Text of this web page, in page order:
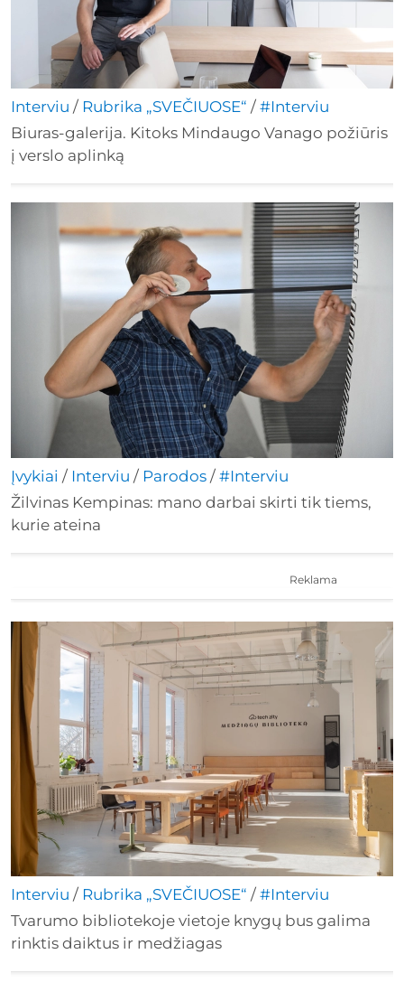
Interviu / Rubrika „SVEČIUOSE“ / #Interviu
Biuras-galerija. Kitoks Mindaugo Vanago požiūris
į verslo aplinką
Įvykiai / Interviu / Parodos / #Interviu
Žilvinas Kempinas: mano darbai skirti tik tiems,
kurie ateina
Interviu / Rubrika „SVEČIUOSE“ / #Interviu
Tvarumo bibliotekoje vietoje knygų bus galima
rinktis daiktus ir medžiagas
Reklama